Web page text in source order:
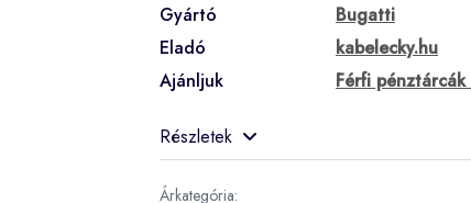
Gyártó
Bugatti
Eladó
kabelecky.hu
Ajánljuk
Férfi
Részletek
Árkategória: